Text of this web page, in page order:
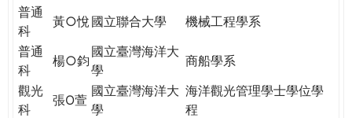
普通
科
黃○悅 國立聯合大學
機械工程學系
普通
科
楊○鈞
國立臺灣海洋大
學
商船學系
觀光
科
張O萱
國立臺灣海洋大
學
海洋觀光管理學士學位學
程